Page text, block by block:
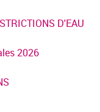
D'EAU
2026